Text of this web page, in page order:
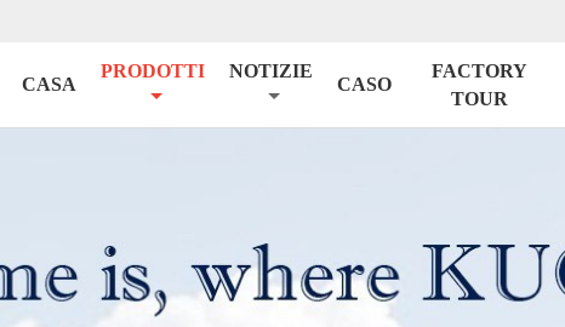
CASA
PRODOTTI NOTIZIE
CASO
FACTORY
TOUR